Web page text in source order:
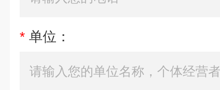
* 单位：